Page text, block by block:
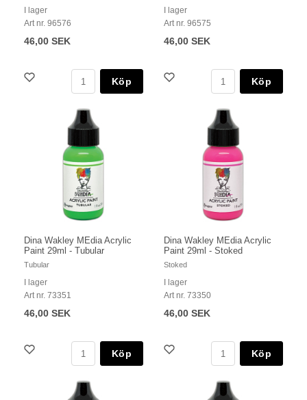
I lager
Art nr. 96576
46,00 SEK
Köp
I lager
Art nr. 96575
46,00 SEK
Köp
Dina Wakley MEdia Acrylic
Paint 29ml - Tubular
Tubular
I lager
Art nr. 73351
46,00 SEK
Köp
Dina Wakley MEdia Acrylic
Paint 29ml - Stoked
Stoked
I lager
Art nr. 73350
46,00 SEK
Köp